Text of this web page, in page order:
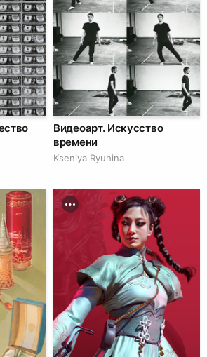
Видеоарт. Искусство
времени
Kseniya Ryuhina